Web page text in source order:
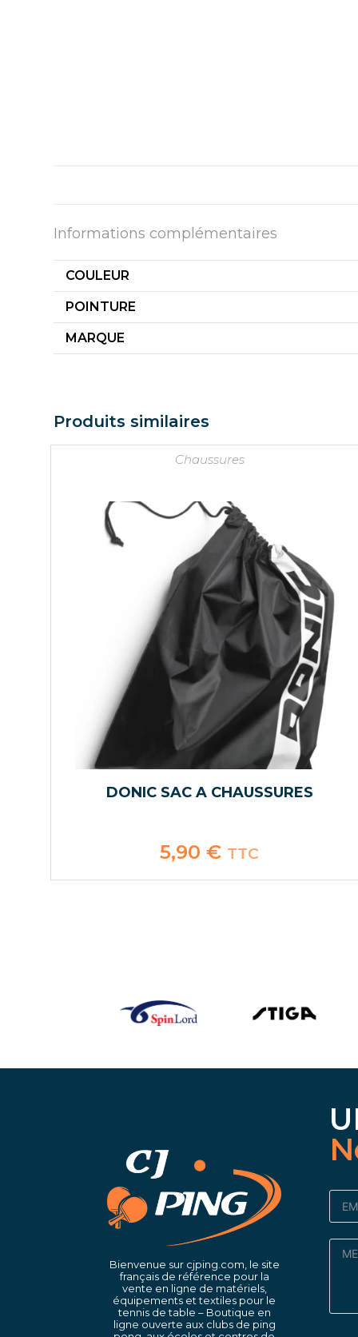
Informations complémentaires
COULEUR
POINTURE
MARQUE
Produits similaires
Chaussures
DONIC SAC A CHAUSSURES
5,90€ TTC
Bienvenue sur cjping.com, le site
français de référence pour la
vente en ligne de matériels,
équipements et textiles pour le
tennis de table – Boutique en
ligne ouverte aux clubs de ping